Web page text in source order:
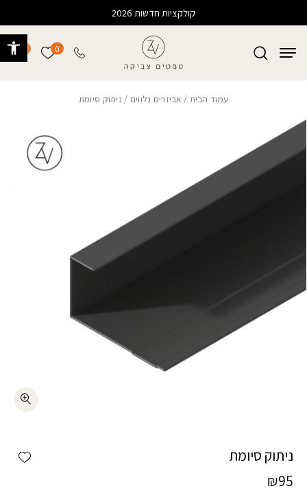
קולקציות חדשות 2026
0 הרשימה
עמוד הבית / אביזרים נלווים / ניתוק סיומת
ניתוק סיומת
₪95